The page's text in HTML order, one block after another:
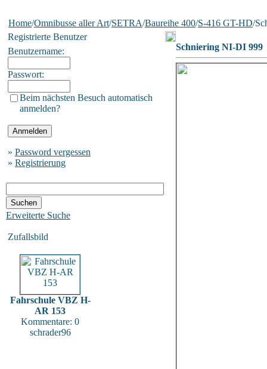
Home/Omnibusse aller Art/SETRA/Baureihe 400/S-416 GT-HD/
Registrierte Benutzer
Benutzername:
Passwort:
Beim nächsten Besuch automatisch
anmelden?
» Password vergessen
» Registrierung
Erweiterte Suche
Zufallsbild
Fahrschule VBZ H-
AR 153
Kommentare: 0
schrader96
Schniering NI-DI 999